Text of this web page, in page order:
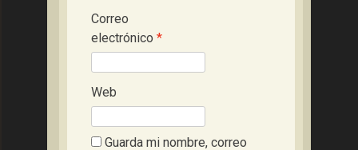
Correo
electrónico *
Web
Guarda mi nombre, correo